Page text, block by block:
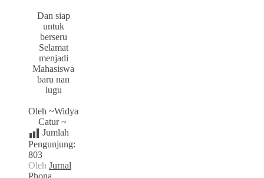
Dan siap
untuk
berseru
Selamat
menjadi
Mahasiswa
baru nan
lugu
Oleh ~Widya
Catur ~
Jumlah
Pengunjung:
803
Oleh Jurnal
Phona